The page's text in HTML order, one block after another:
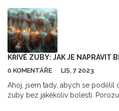
KŘIVÉ ZUBY: JAK JE NAPRAVIT
0 KOMENTÁŘE LIS, 7 2023
Ahoj, jsem tady, abych se podělil
zuby bez jakékoliv bolesti.